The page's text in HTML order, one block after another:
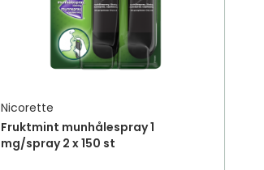
Nicorette
Fruktmint munhålespray 1
mg/spray 2 x 150 st